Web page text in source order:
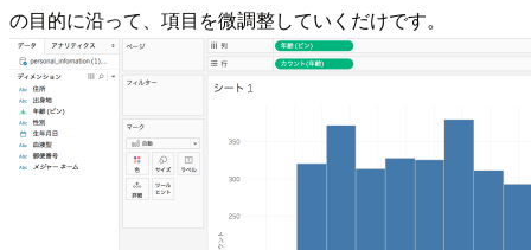
の目的に沿って、項目を微調整していくだけです。